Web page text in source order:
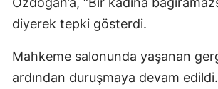
diyerek tepki gösterdi.
Mahkeme salonunda yaşanan
ardından duruşmaya devam edildi.